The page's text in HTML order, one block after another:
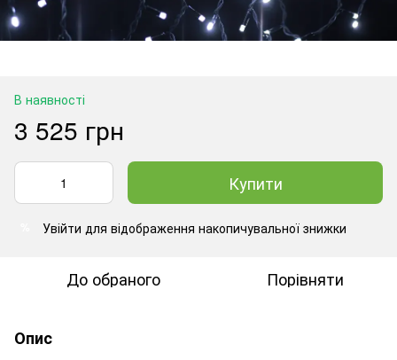
В наявності
3 525 грн
Купити
Увійти для відображення накопичувальної знижки
До обраного Порівняти
Опис